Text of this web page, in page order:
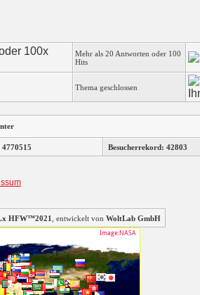
Mehr als 20 Antworten oder 100
Hits
Thema geschlossen
4770515 Besucherrekord: 42803
HFW™2021 , entwickelt von WoltLab GmbH